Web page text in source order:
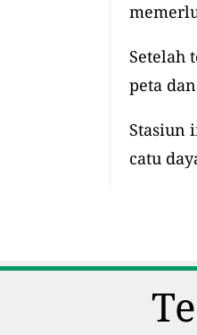
Setelah
peta
Stasiun
catu